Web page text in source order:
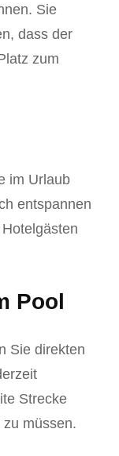
Sie
dass der
zum
im Urlaub
entspannen
Pool
Sie direkten
Strecke
müssen.